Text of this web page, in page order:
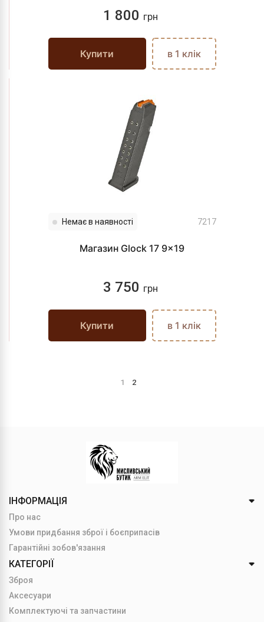
1 800 грн
Купити в 1 клік
Немає в наявності 7217
Магазин Glock 17 9x19
3 750 грн
Купити в 1 клік
1 2
ІНФОРМАЦІЯ
Про нас
Умови придбання зброї і боєприпасів
Гарантійні зобов'язання
КАТЕГОРІЇ
Зброя
Аксесуари
Комплектуючі та запчастини